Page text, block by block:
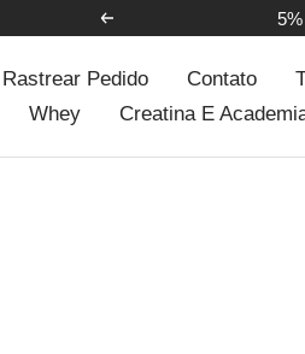
Anterior
Rastrear Pedido Contato
Whey Creatina E